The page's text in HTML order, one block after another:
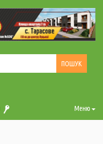
Меню